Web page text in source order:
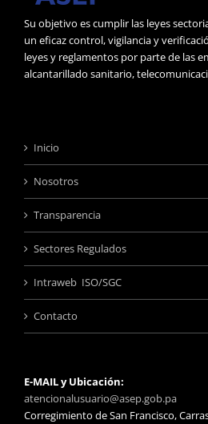
Su objetivo es cumplir las leyes
un eficaz control, vigilancia y
leyes y reglamentos por parte de las
alcantarillado sanitario,
Inicio
Nosotros
Transparencia
Sectores Regulados
Intraweb ISO/SGC
Contacto
E-MAIL y Ubicación:
atencionalusuario@asep.gob.pa
Corregimiento de San Francisco,